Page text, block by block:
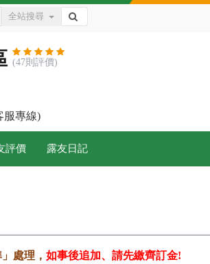
全站搜尋
(47則評價)
服專線)
評價 露友日記
處理， 如事後追加、請先繳齊訂金!